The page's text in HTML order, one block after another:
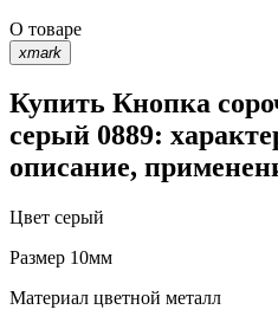
О товаре
xmark
Купить Кнопка
серый 0889:
описание,
Цвет серый
Размер 10мм
Материал цветной металл